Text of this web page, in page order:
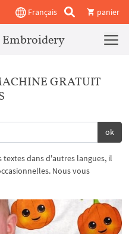
Français panier
Embroidery
GRATUIT
ok
dans d'autres langues, il
Nous vous